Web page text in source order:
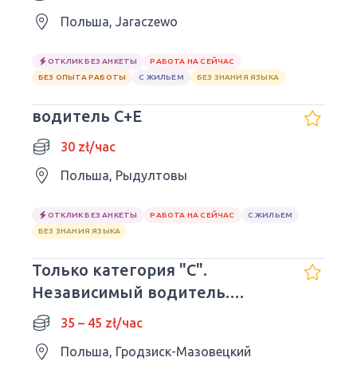
Польша, Jaraczewo
ОТКЛИК БЕЗ АНКЕТЫ
РАБОТА НА СЕЙЧАС
БЕЗ ОПЫТА РАБОТЫ
С ЖИЛЬЕМ БЕЗ ЗНАНИЯ ЯЗЫКА
водитель C+E
30 zł/час
Польша, Рыдултовы
ОТКЛИК БЕЗ АНКЕТЫ РАБОТА НА СЕЙЧАС
С ЖИЛЬЕМ
БЕЗ ЗНАНИЯ ЯЗЫКА
Только категория "C".
Независимый водитель.
Работа в ЕС, грузоподъемность
7,5 тонн.
35 – 45 zł/час
Польша, Гродзиск-Мазовецкий